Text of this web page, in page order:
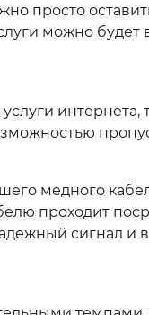
просто
можно будет
медного
проходит
сигнал и